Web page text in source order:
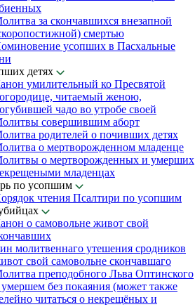
за скончавшихся внезапной
смертью
усопших в Пасхальные
детях
умилительный ко Пресвятой
читаемый женою,
чадо во утробе своей
совершившим аборт
родителей о почивших детях
о мертворожденном младенце
о мертворожденных и умерших
младенцах
по усопшим
чтения Псалтири по усопшим
о самовольне живот свой
молитвеннаго утешения сродников
свой самовольне скончавшаго
преподобного Льва Оптинского
без покаяния (может также
читаться о некрещёных и